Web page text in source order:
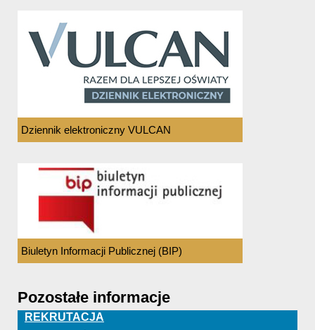
Dziennik elektroniczny VULCAN
Biuletyn Informacji Publicznej (BIP)
Pozostałe informacje
REKRUTACJA